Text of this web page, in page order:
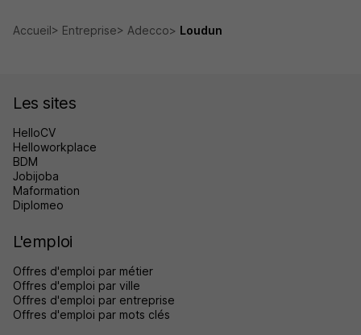
Accueil Entreprise Adecco Loudun
Les sites
HelloCV
Helloworkplace
BDM
Jobijoba
Maformation
Diplomeo
L'emploi
Offres d'emploi par métier
Offres d'emploi par ville
Offres d'emploi par entreprise
Offres d'emploi par mots clés